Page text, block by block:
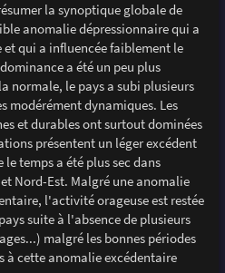
la synoptique globale de
anomalie dépressionnaire qui a
qui a influencée faiblement le
a été un peu plus
normale, le pays a subi plusieurs
modérément dynamiques. Les
et durables ont surtout dominées
présentent un léger excédent
temps a été plus sec dans
Nord-Est. Malgré une anomalie
l'activité orageuse est restée
suite à l'absence de plusieurs
malgré les bonnes périodes
à cette anomalie excédentaire